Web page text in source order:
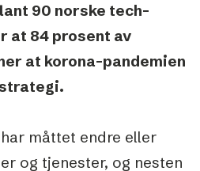
90 norske tech-
at 84 prosent av
at korona-pandemien
måttet endre eller
og tjenester, og nesten